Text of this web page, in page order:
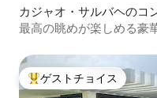
です。 ペントハウスから北の高速道路
（TF5 ）に簡単にアクセ
かの場所にもすぐに行く
す。 お車をお持ちでない場合は、近くに
いくつかのバス路線があります
もご不明な点がございま
カジャオ・サルバヘのコ
最高の眺めが楽しめる豪
大好評のゲストチョイス
ゲストチョイス